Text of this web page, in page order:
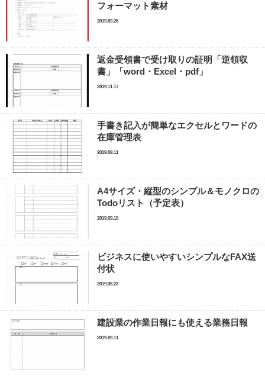
フォーマット素材
2019.09.26
返金受領書で受け取りの証明「逆領収
書」「word・Excel・pdf」
2019.11.17
手書き記入が簡単なエクセルとワードの
在庫管理表
2019.09.11
A4サイズ・縦型のシンプル＆モノクロの
Todoリスト（予定表）
2019.09.10
ビジネスに使いやすいシンプルなFAX送
付状
2019.08.23
建設業の作業日報にも使える業務日報
2019.09.11